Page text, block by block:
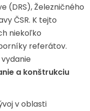
(DRS), Železničného
ČSR. K tejto
niekoľko
referátov.
a konštrukciu
v oblasti